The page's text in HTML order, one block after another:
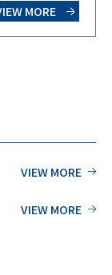
。札幌→福
MORE